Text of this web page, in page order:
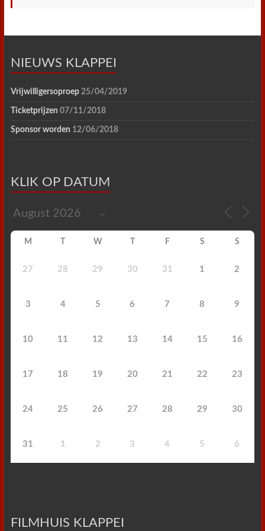
NIEUWS KLAPPEI
Vrijwilligersoproep 25/04/2019
Ticketprijzen 07/11/2018
Sponsor worden 12/06/2018
KLIK OP DATUM
M W F S S
27 28 29 30 31 1 2
3 4 5 6 7 8 9
10 11 12 13 14 15 16
17 18 19 20 21 22 23
24 25 26 27 28 29 30
31 1 2 3 4 5 6
FILMHUIS KLAPPEI